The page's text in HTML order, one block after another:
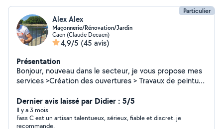
Particulier
Alex Alex
Maçonnerie/Rénovation/Jardin
Caen (Claude Decaen)
4,9/5 (45 avis)
Présentation
Bonjour, nouveau dans le secteur, je vous propose mes
services >Création des ouvertures > Travaux de peinture
Espaces Verts >Aménagement de Jardin N'hésitez pas à
me contacter afin de pouvoir réaliser vos projets
ensemble .
Dernier avis laissé par Didier : 5/5
Il y a 3 mois
Fass C est un artisan talentueux, sérieux, fiable et discret. je
recommande.